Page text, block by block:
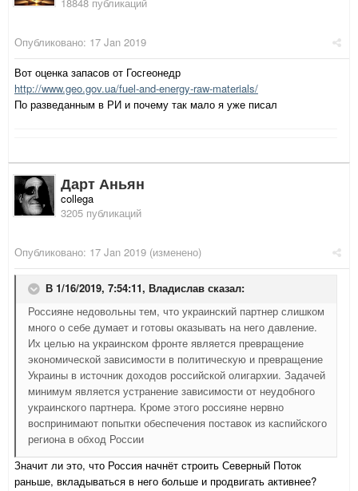
Опубликовано: 17 Jan 2019
Вот оценка запасов от Госгеонедр
http://www.geo.gov.ua/fuel-and-energy-raw-materials/
По разведанным в РИ и почему так мало я уже писал
Дарт Аньян
collega
3205 публикаций
Опубликовано: 17 Jan 2019 (изменено)
В 1/16/2019, 7:54:11, Владислав сказал:
Россияне недовольны тем, что украинский партнер слишком
много о себе думает и готовы оказывать на него давление.
Их целью на украинском фронте является превращение
экономической зависимости в политическую и превращение
Украины в источник доходов российской олигархии. Задачей
минимум является устранение зависимости от неудобного
украинского партнера. Кроме этого россияне нервно
воспринимают попытки обеспечения поставок из каспийского
региона в обход России
Значит ли это, что Россия начнёт строить Северный Поток
раньше, вкладываться в него больше и продвигать активнее?